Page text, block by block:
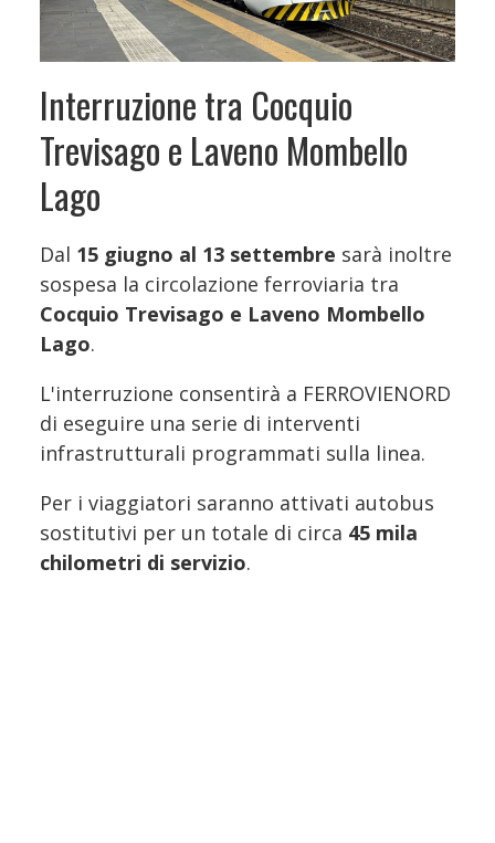
Interruzione tra Cocquio
Trevisago e Laveno Mombello
Lago
Dal 15 giugno al 13 settembre sarà inoltre
sospesa la circolazione ferroviaria tra
Cocquio Trevisago e Laveno Mombello
Lago.
L'interruzione consentirà a FERROVIENORD
di eseguire una serie di interventi
infrastrutturali programmati sulla linea.
Per i viaggiatori saranno attivati autobus
sostitutivi per un totale di circa 45 mila
chilometri di servizio.